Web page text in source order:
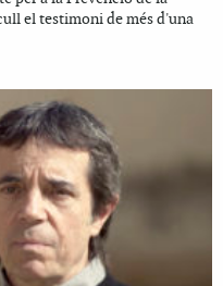
el testimoni de més d'una